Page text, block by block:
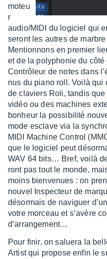
moteu
r
audio/MIDI du logi­ciel qui
se­ront les autres de
Mention­nons en premier
et de la poly­pho­nie du
Contrô­leur de notes dans
nus du piano roll. Voilà qui
de claviers Roli, tandis
vidéo ou des machines
bonheur la possi­bi­lité
mode esclave via la
MIDI Machine Control
que le logi­ciel peut
WAV 64 bits… Bref, voilà
ront pas tout le monde,
moins bien­ve­nues : on
nouvel Inspec­teur de
désor­mais de navi­guer
votre morceau et s’avère
d’ar­ran­ge­ment…
Pour finir, on saluera la
Artist qui propose enfin le